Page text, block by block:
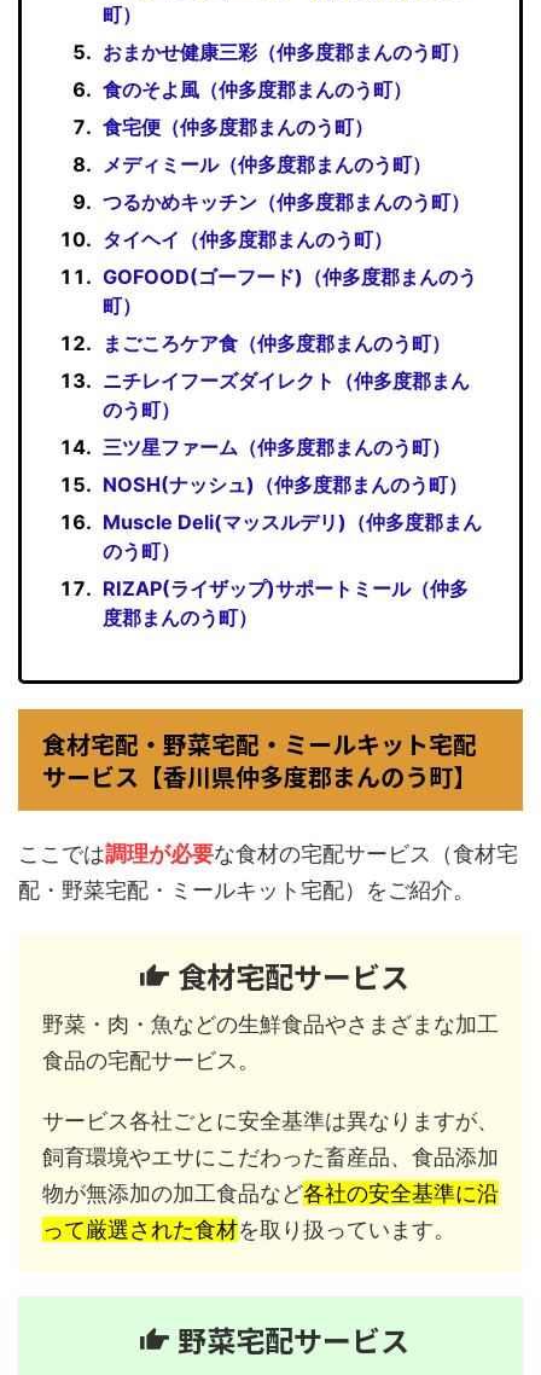
町）
おまかせ健康三彩（仲多度郡まんのう町）
食のそよ風（仲多度郡まんのう町）
食宅便（仲多度郡まんのう町）
メディミール（仲多度郡まんのう町）
つるかめキッチン（仲多度郡まんのう町）
タイヘイ（仲多度郡まんのう町）
GOFOOD(ゴーフード)（仲多度郡まんのう
町）
まごころケア食（仲多度郡まんのう町）
ニチレイフーズダイレクト（仲多度郡まん
のう町）
三ツ星ファーム（仲多度郡まんのう町）
NOSH(ナッシュ)（仲多度郡まんのう町）
Muscle Deli(マッスルデリ)（仲多度郡まん
のう町）
RIZAP(ライザップ)サポートミール（仲多
度郡まんのう町）
食材宅配・野菜宅配・ミールキット宅配
サービス【香川県仲多度郡まんのう町】
ここでは調理が必要な食材の宅配サービス（食材宅
配・野菜宅配・ミールキット宅配）をご紹介。
食材宅配サービス
野菜・肉・魚などの生鮮食品やさまざまな加工
食品の宅配サービス。
サービス各社ごとに安全基準は異なりますが、
飼育環境やエサにこだわった畜産品、食品添加
物が無添加の加工食品など各社の安全基準に沿
って厳選された食材を取り扱っています。
野菜宅配サービス